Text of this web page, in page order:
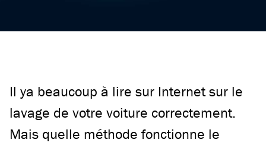
Il ya beaucoup à lire sur Internet sur le
lavage de votre voiture correctement.
Mais quelle méthode fonctionne le